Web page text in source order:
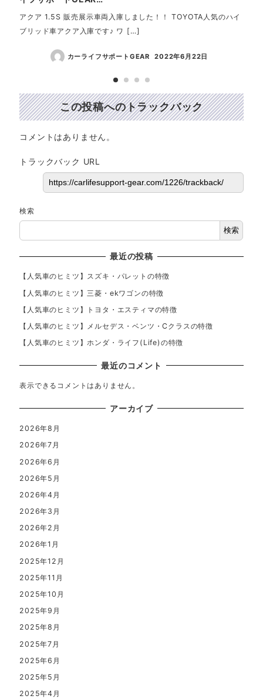
アクア 1.5S 販売展示車両入庫しました！！ TOYOTA人気のハイ
ブリッド車アクア入庫です♪ ワ […]
カーライフサポートGEAR 2022年6月22日
この投稿へのトラックバック
コメントはありません。
トラックバック URL
検索
検索
最近の投稿
【人気車のヒミツ】スズキ・パレットの特徴
【人気車のヒミツ】三菱・ekワゴンの特徴
【人気車のヒミツ】トヨタ・エスティマの特徴
【人気車のヒミツ】メルセデス・ベンツ・Cクラスの特徴
【人気車のヒミツ】ホンダ・ライフ(Life)の特徴
最近のコメント
表示できるコメントはありません。
アーカイブ
2026年8月
2026年7月
2026年6月
2026年5月
2026年4月
2026年3月
2026年2月
2026年1月
2025年12月
2025年11月
2025年10月
2025年9月
2025年8月
2025年7月
2025年6月
2025年5月
2025年4月